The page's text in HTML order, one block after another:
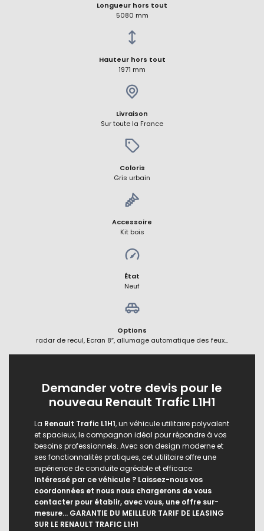
Longueur hors tout
5080 mm
Hauteur hors tout
1971 mm
Livraison
Sur toute la France
Coloris
Gris urbain
Accessoire
Kit bois
État
Neuf
Options
radar de recul, Ecran 8″, allumage automatique des feux…
Demander votre devis pour le
nouveau Renault Trafic L1H1
La Renault Trafic L1H1, un véhicule utilitaire polyvalent
et spacieux, le compagnon idéal pour répondre à vos
besoins professionnels. Avec son design moderne et
ses fonctionnalités pratiques, cet utilitaire offre une
expérience de conduite agréable et efficace.
Intéressé par ce véhicule ? Laissez-nous vos
coordonnées et nous nous chargerons de vous
contacter pour établir, avec vous, une offre sur-
mesure… GARANTIE DU MEILLEUR TARIF DE LEASING
SUR LE RENAULT TRAFIC L1H1